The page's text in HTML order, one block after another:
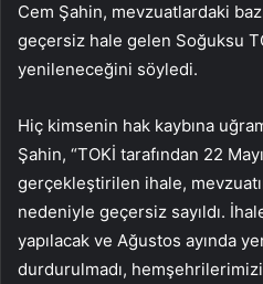
Cem Şahin, mevzuatlardaki
geçersiz hale gelen Soğuksu
yenileneceğini söyledi.
Hiç kimsenin hak kaybına
Şahin, “TOKİ tarafından 22
gerçekleştirilen ihale,
nedeniyle geçersiz sayıldı.
yapılacak ve Ağustos ayında
durdurulmadı,